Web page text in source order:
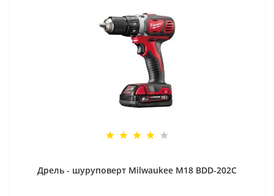
Дрель - шуруповерт Milwaukee M18 BDD-202C